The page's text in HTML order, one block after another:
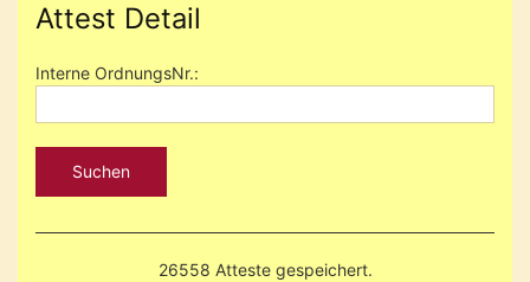
Attest Detail
Interne OrdnungsNr.:
Suchen
26558 Atteste gespeichert.